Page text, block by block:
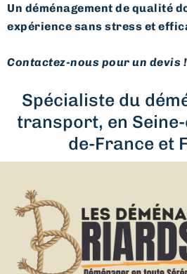
Un déménagement de qualité
expérience sans stress et
Contactez-nous pour un devis !
Spécialiste du
transport, en
de-France et